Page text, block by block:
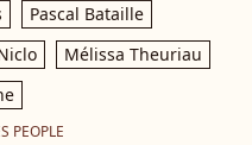
Pascal Bataille
Mélissa Theuriau
PEOPLE